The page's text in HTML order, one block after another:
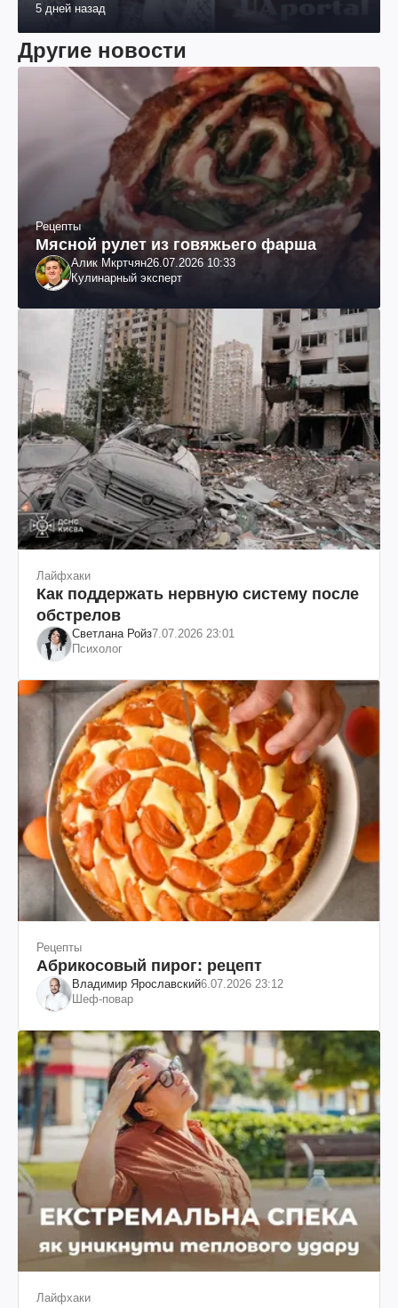
5 дней назад
Другие новости
Рецепты
Мясной рулет из говяжьего фарша
Алик Мкртчян26.07.2026 10:33
Кулинарный эксперт
Лайфхаки
Как поддержать нервную систему после
обстрелов
Светлана Ройз7.07.2026 23:01
Психолог
Рецепты
Абрикосовый пирог: рецепт
Владимир Ярославский6.07.2026 23:12
Шеф-повар
Лайфхаки